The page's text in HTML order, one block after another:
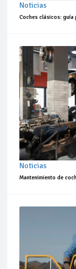
Noticias
Coches clásicos: guía
Noticias
Mantenimiento de